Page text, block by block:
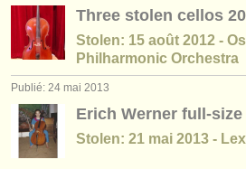
Three stolen cellos
Stolen: 15 août 2012 -
Philharmonic Orchestra
Publié: 24 mai 2013
Erich Werner full-size
Stolen: 21 mai 2013 -